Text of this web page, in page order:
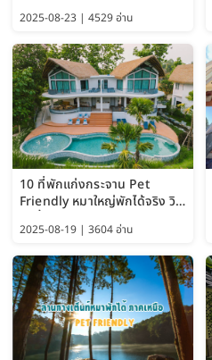
2025-08-23 | 4529 อ่าน
10 ที่พักแก่งกระจาน Pet
Friendly หมาใหญ่พักได้จริง วิว
2025-08-19 | 3604 อ่าน